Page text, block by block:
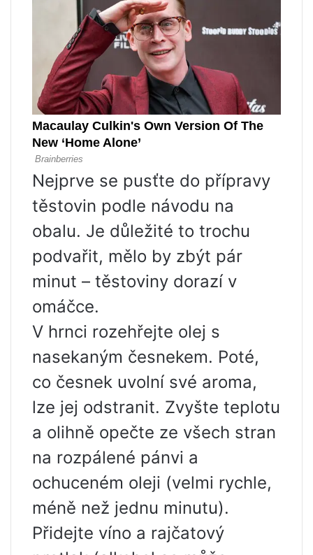
Nejprve se pusťte do přípravy
těstovin podle návodu na
obalu. Je důležité to trochu
podvařit, mělo by zbýt pár
minut – těstoviny dorazí v
omáčce.
V hrnci rozehřejte olej s
nasekaným česnekem. Poté,
co česnek uvolní své aroma,
lze jej odstranit. Zvyšte teplotu
a olihně opečte ze všech stran
na rozpálené pánvi a
ochuceném oleji (velmi rychle,
méně než jednu minutu).
Přidejte víno a rajčatový